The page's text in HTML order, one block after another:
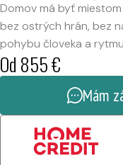
Domov má byť
bez ostrých hrán, bez
pohybu človeka a
Od 855€
Mám